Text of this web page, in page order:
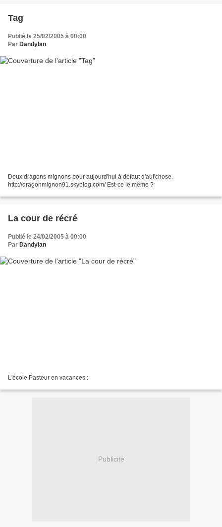
Tag
Publié le 25/02/2005 à 00:00
Par Dandylan
Deux dragons mignons pour aujourd'hui à défaut d'aut'chose.
http://dragonmignon91.skyblog.com/ Est-ce le même ?
La cour de récré
Publié le 24/02/2005 à 00:00
Par Dandylan
L'école Pasteur en vacances :
Publicité